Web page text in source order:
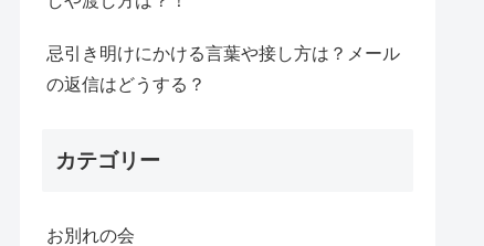
忌引き明けにかける言葉や接し方は？メール
の返信はどうする？
カテゴリー
お別れの会